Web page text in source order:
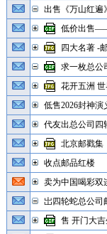
出售《万山红遍
低价出售
四大名著 -
求一枚总公
花开五洲
低售2026封神演
代友出总公司四
北京邮戳集
收点邮品红楼
卖为中国喝彩双
岀四轮蛇总公司
售 开门大